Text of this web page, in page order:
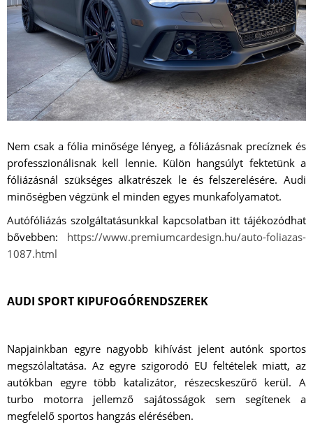
Nem csak a fólia minősége lényeg, a fóliázásnak precíznek és
professzionálisnak kell lennie. Külön hangsúlyt fektetünk a
fóliázásnál szükséges alkatrészek le és felszerelésére. Audi
minőségben végzünk el minden egyes munkafolyamatot.
Autófóliázás szolgáltatásunkkal kapcsolatban itt tájékozódhat
bővebben: https://www.premiumcardesign.hu/auto-foliazas-
1087.html
AUDI SPORT KIPUFOGÓRENDSZEREK
Napjainkban egyre nagyobb kihívást jelent autónk sportos
megszólaltatása. Az egyre szigorodó EU feltételek miatt, az
autókban egyre több katalizátor, részecskeszűrő kerül. A
turbo motorra jellemző sajátosságok sem segítenek a
megfelelő sportos hangzás elérésében.